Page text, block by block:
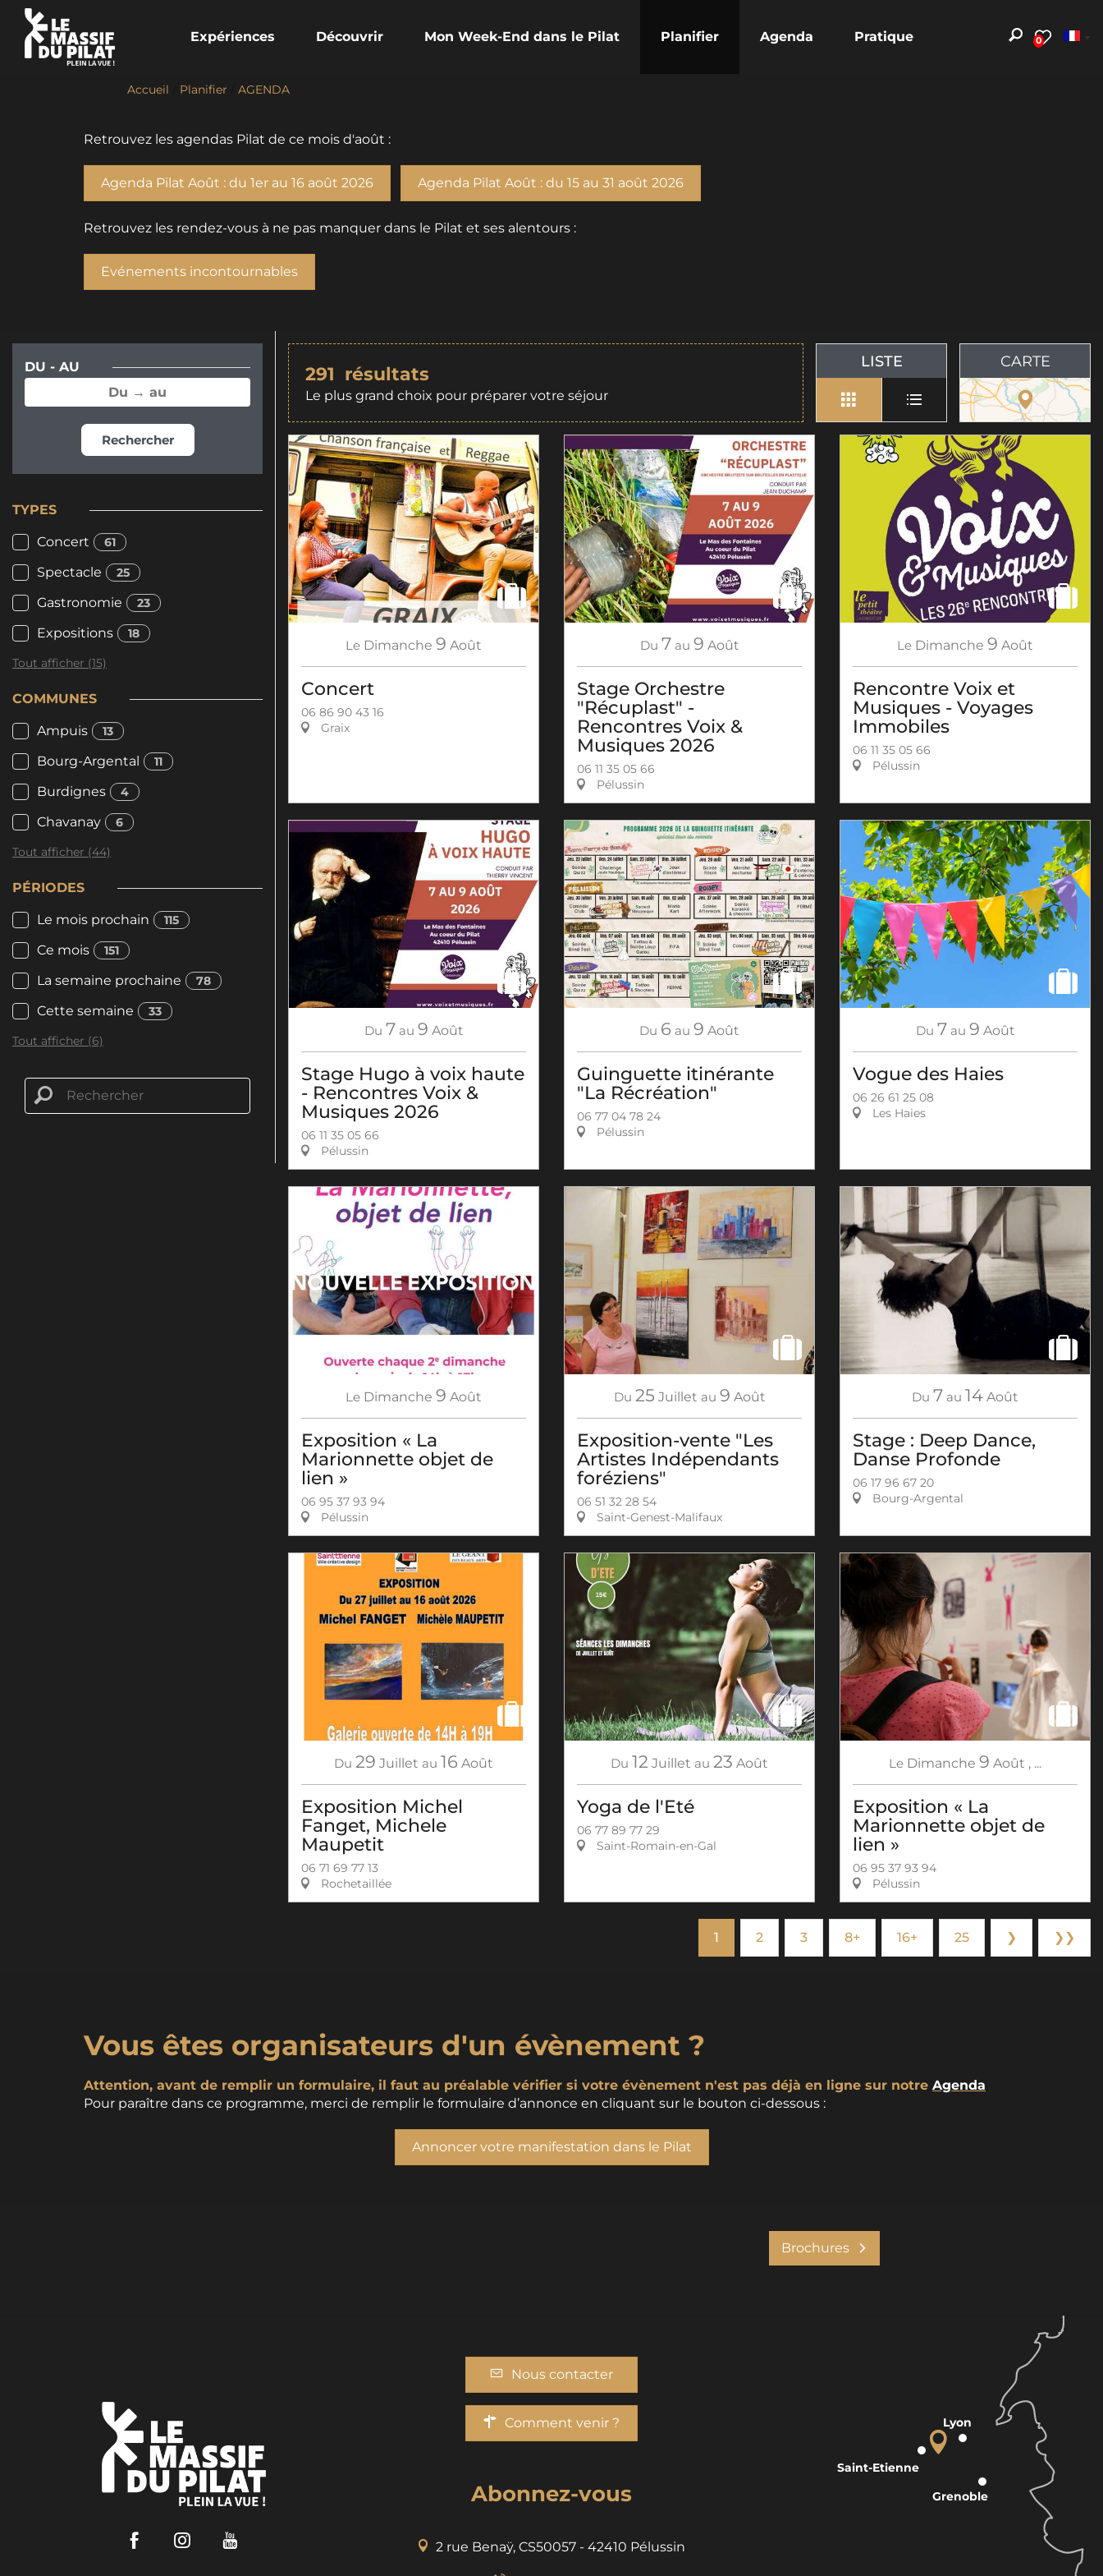
0
Expériences Découvrir Mon Week-End dans le Pilat Planifier Agenda Pratique
Accueil Planifier AGENDA
Retrouvez les agendas Pilat de ce mois d'août :
Agenda Pilat Août : du 1er au 16 août 2026 Agenda Pilat Août : du 15 au 31 août 2026
Retrouvez les rendez-vous à ne pas manquer dans le Pilat et ses alentours :
Evénements incontournables
DU - AU
Rechercher
TYPES
Concert 61
Spectacle 25
Gastronomie 23
Expositions
18
Tout afficher (15)
COMMUNES
Ampuis 13
Bourg-Argental 11
Burdignes 4
Chavanay
6
Tout afficher (44)
PÉRIODES
Le mois prochain 115
Ce mois 151
La semaine prochaine 78
Cette semaine
33
Tout afficher (6)
291 résultats
Le plus grand choix pour préparer votre séjour
LISTE CARTE
Le Dimanche 9 Août
Concert
06 86 90 43 16
Graix
Du 7 au 9 Août
Stage Orchestre
"Récuplast" -
Rencontres Voix &
Musiques 2026
06 11 35 05 66
Pélussin
Le Dimanche 9 Août
Rencontre Voix et
Musiques - Voyages
Immobiles
06 11 35 05 66
Pélussin
Du 7 au 9 Août
Stage Hugo à voix haute
- Rencontres Voix &
Musiques 2026
06 11 35 05 66
Pélussin
Du 6 au 9 Août
Guinguette itinérante
"La Récréation"
06 77 04 78 24
Pélussin
Du 7 au 9 Août
Vogue des Haies
06 26 61 25 08
Les Haies
Le Dimanche 9 Août
Exposition « La
Marionnette objet de
lien »
06 95 37 93 94
Pélussin
Du 25 Juillet au 9 Août
Exposition-vente "Les
Artistes Indépendants
foréziens"
06 51 32 28 54
Saint-Genest-Malifaux
Du 7 au 14 Août
Stage : Deep Dance,
Danse Profonde
06 17 96 67 20
Bourg-Argental
Du 29 Juillet au 16 Août
Exposition Michel
Fanget, Michele
Maupetit
06 71 69 77 13
Rochetaillée
Du 12 Juillet au 23 Août
Yoga de l'Eté
06 77 89 77 29
Saint-Romain-en-Gal
Le Dimanche 9 Août , ...
Exposition « La
Marionnette objet de
lien »
06 95 37 93 94
Pélussin
1 2 3 8+ 16+ 25 ❯ ❯❯
Vous êtes organisateurs d'un évènement ?
Attention, avant de remplir un formulaire, il faut au préalable vérifier si votre évènement n'est pas déjà en ligne sur notre Agenda
Pour paraître dans ce programme, merci de remplir le formulaire d’annonce en cliquant sur le bouton ci-dessous :
Annoncer votre manifestation dans le Pilat
Brochures
FacebookInstagram
Nous contacter
Comment venir ?
Abonnez-vous
2 rue Benaÿ, CS50057 - 42410 Pélussin
Lyon
Grenoble
Saint-Etienne